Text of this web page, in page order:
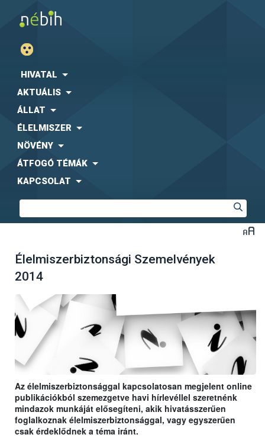
HIVATAL
AKTUÁLIS
ÁLLAT
ÉLELMISZER
NÖVÉNY
ÁTFOGÓ TÉMÁK
KAPCSOLAT
Élelmiszerbiztonsági Szemelvények
2014
Az élelmiszerbiztonsággal kapcsolatosan megjelent online
publikációkból szemezgetve havi hírlevéllel szeretnénk
mindazok munkáját elősegíteni, akik hivatásszerűen
foglalkoznak élelmiszerbiztonsággal, vagy egyszerűen
csak érdeklődnek a téma iránt.